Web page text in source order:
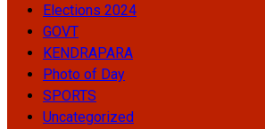
Elections 2024
GOVT
KENDRAPARA
Photo of Day
SPORTS
Uncategorized